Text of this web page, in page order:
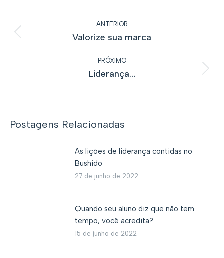
de
ANTERIOR
Post
Valorize sua marca
PRÓXIMO
Próximo
Liderança…
Postagens Relacionadas
As lições de liderança contidas no
Bushido
27 de junho de 2022
Quando seu aluno diz que não tem
tempo, você acredita?
15 de junho de 2022